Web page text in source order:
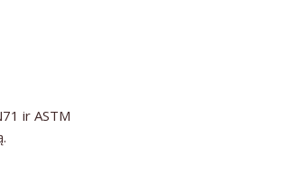
ir ASTM